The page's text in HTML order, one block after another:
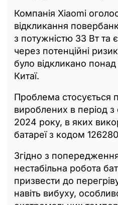
Компанія Xiaomi
відкликання
з потужністю 33 Вт та
через потенційні
було відкликано
Китаї.
Проблема стосується
вироблених в період
2024 року, в яких
батареї з кодом
Згідно з
нестабільна робота
призвести до
навіть вибуху,